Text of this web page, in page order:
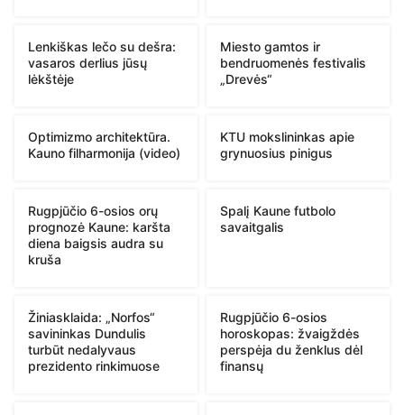
Lenkiškas lečo su dešra:
vasaros derlius jūsų
lėkštėje
Miesto gamtos ir
bendruomenės festivalis
„Drevės“
Optimizmo architektūra.
Kauno filharmonija (video)
KTU mokslininkas apie
grynuosius pinigus
Rugpjūčio 6-osios orų
prognozė Kaune: karšta
diena baigsis audra su
kruša
Spalį Kaune futbolo
savaitgalis
Žiniasklaida: „Norfos“
savininkas Dundulis
turbūt nedalyvaus
prezidento rinkimuose
Rugpjūčio 6-osios
horoskopas: žvaigždės
perspėja du ženklus dėl
finansų